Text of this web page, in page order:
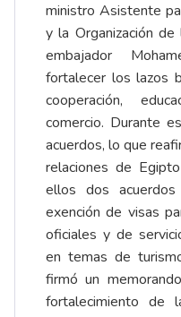
ministro Asistente
y la Organización
embajador
fortalecer los lazos
cooperación,
comercio. Durante
acuerdos, lo que
relaciones de
ellos dos
exención de visas
oficiales y de
en temas de
firmó un
fortalecimiento de